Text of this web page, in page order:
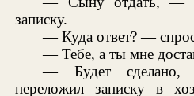
записку.
— Куда ответ? —
— Тебе, а ты мне
— Будет
переложил записку в